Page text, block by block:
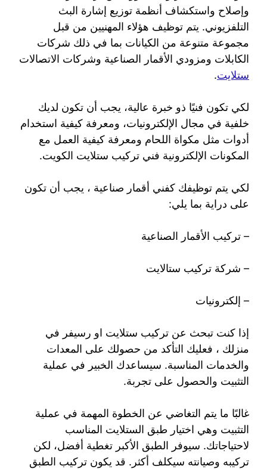
وإصلاح واستكشاف أنظمة توزيع إشارة البث
التلفزيوني. يتم توظيف هؤلاء المهنيين من قبل
مجموعة متنوعة من الكيانات بما في ذلك شركات
الكابلات ومزودي الأقمار الصناعية وشركات الاتصالات
ستلايت.
لكي تكون فنيًا ذو خبرة عالية، يجب أن تكون لديك
خلفية في مجال الإلكترونيات، ومعرفة كيفية استخدام
أدوات مثل مكواة اللحام ومعرفة كيفية العمل مع
المكونات الإلكترونية فني تركيب ستلايت الكويت.
لكي يتم توظيفك كفني أقمار صناعية ، يجب أن تكون
على دراية بما يلي:
– تركيب الأقمار الصناعية
– شركة تركيب ستالايت
– إلكترونيات
إذا كنت تبحث عن تركيب ستلايت او رسيفر في
منزلك ، فعليك التأكد من حصولك على المعدات
والخدمات المناسبة. سيساعدك الخبير في عملية
التثبيت والحصول على تجربة.
غالبًا ما يتم التغاضي عن الخطوة المهمة في عملية
التثبيت وهي اختيار طبق الستلايت المناسب
لاحتياجاتك. سيوفر الطبق الأكبر تغطية أفضل، لكن
تركيبه وصيانته سيكلف أكثر. قد يكون تركيب الطبق